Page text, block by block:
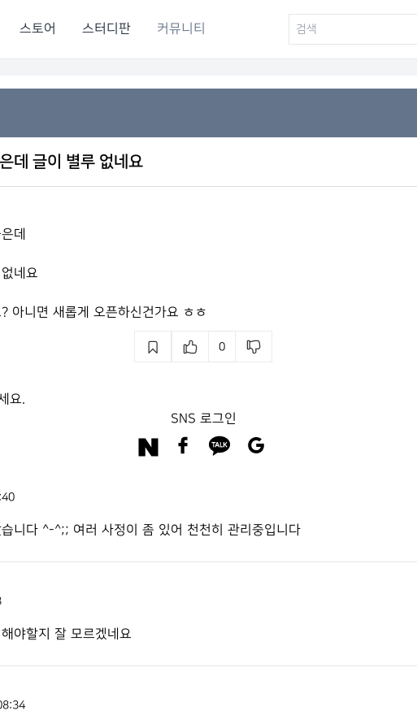
스토어 스터디판 커뮤니티
데 글이 별루 없네요
데
네요
아니면 새롭게 오픈하신건가요 ㅎㅎ
0
요.
SNS 로그인
니다 ^-^;; 여러 사정이 좀 있어 천천히 관리중입니다
야할지 잘 모르겠네요